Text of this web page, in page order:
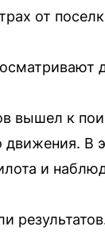
от
вышел к
движения.
и